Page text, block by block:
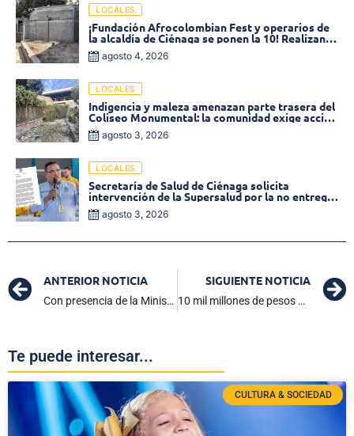
LOCALES
¡Fundación Afrocolombian Fest y operarios de
la alcaldía de Ciénaga se ponen la 10! Realizan
limpieza de la parte posterior del Coliseo
Monumental
agosto 4, 2026
LOCALES
Indigencia y maleza amenazan parte trasera del
Coliseo Monumental: la comunidad exige acción
inmediata!
agosto 3, 2026
LOCALES
Secretaría de Salud de Ciénaga solicita
intervención de la Supersalud por la no entrega
de medicamentos en las EPS
agosto 3, 2026
ANTERIOR NOTICIA
Con presencia de la Ministra de Vivienda inicia entrega de 700 títulos de propiedad a los cienagueros
SIGUIENTE NOTICIA
10 mil millones de pesos ahorrará alcaldía de la Zona Bananera en recorte de personal
Te puede interesar...
CULTURA & SOCIEDAD